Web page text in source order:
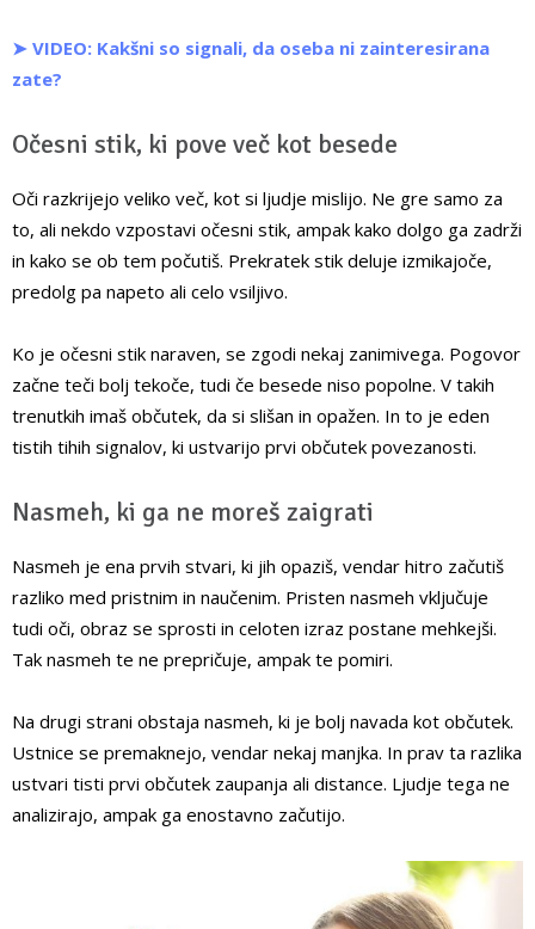
➤ VIDEO: Kakšni so signali, da oseba ni zainteresirana
zate?
Očesni stik, ki pove več kot besede
Oči razkrijejo veliko več, kot si ljudje mislijo. Ne gre samo za
to, ali nekdo vzpostavi očesni stik, ampak kako dolgo ga zadrži
in kako se ob tem počutiš. Prekratek stik deluje izmikajoče,
predolg pa napeto ali celo vsiljivo.
Ko je očesni stik naraven, se zgodi nekaj zanimivega. Pogovor
začne teči bolj tekoče, tudi če besede niso popolne. V takih
trenutkih imaš občutek, da si slišan in opažen. In to je eden
tistih tihih signalov, ki ustvarijo prvi občutek povezanosti.
Nasmeh, ki ga ne moreš zaigrati
Nasmeh je ena prvih stvari, ki jih opaziš, vendar hitro začutiš
razliko med pristnim in naučenim. Pristen nasmeh vključuje
tudi oči, obraz se sprosti in celoten izraz postane mehkejši.
Tak nasmeh te ne prepričuje, ampak te pomiri.
Na drugi strani obstaja nasmeh, ki je bolj navada kot občutek.
Ustnice se premaknejo, vendar nekaj manjka. In prav ta razlika
ustvari tisti prvi občutek zaupanja ali distance. Ljudje tega ne
analizirajo, ampak ga enostavno začutijo.